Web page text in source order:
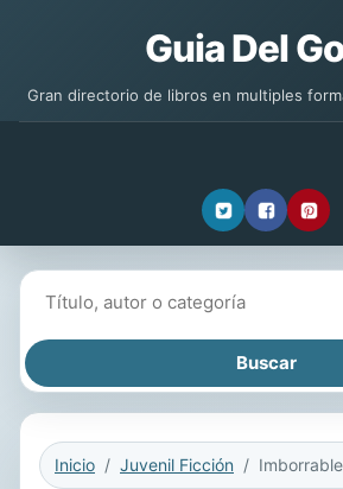
Guia Del
Gran directorio de libros en multiples
Inicio Juvenil Ficción Imborrable